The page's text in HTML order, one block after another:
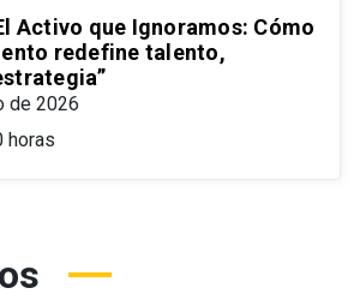
Activo que Ignoramos: Cómo
redefine talento,
de 2026
horas